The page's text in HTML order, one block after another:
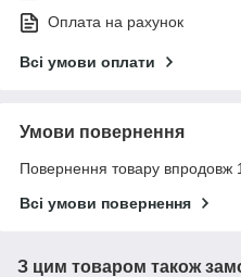
Оплата на рахунок
Всі умови оплати
Умови повернення
Повернення товару впродовж
Всі умови повернення
З цим товаром також